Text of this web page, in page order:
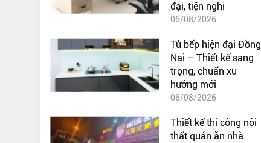
đại, tiện nghi
06/08/2026
Tủ bếp hiện đại Đồng
Nai – Thiết kế sang
trọng, chuẩn xu
hướng mới
06/08/2026
Thiết kế thi công nội
thất quán ăn nhà